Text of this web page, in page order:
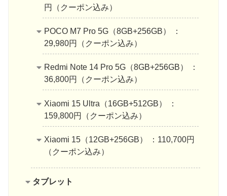
円（クーポン込み）
POCO M7 Pro 5G（8GB+256GB） ：
29,980円（クーポン込み）
Redmi Note 14 Pro 5G（8GB+256GB） ：
36,800円（クーポン込み）
Xiaomi 15 Ultra（16GB+512GB） ：
159,800円（クーポン込み）
Xiaomi 15（12GB+256GB） ：110,700円
（クーポン込み）
タブレット